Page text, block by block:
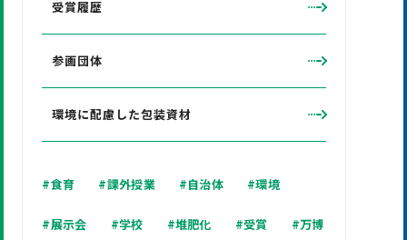
受賞履歴
参画団体
環境に配慮した包装資材
#食育 #課外授業 #自治体 #環境
#展示会 #学校 #堆肥化 #受賞 #万博